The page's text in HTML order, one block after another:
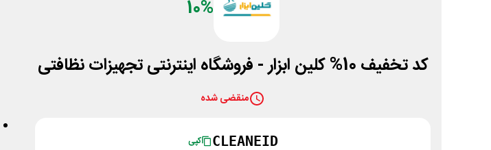
10%
کد تخفیف 10% کلین ابزار - فروشگاه اینترنتی تجهیزات نظافتی
منقضی شده
CLEANEID کپی